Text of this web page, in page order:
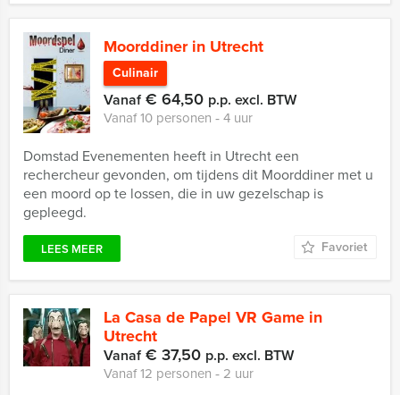
Moorddiner in Utrecht
Culinair
Vanaf€ 64,50 p.p. excl. BTW
Vanaf 10 personen ‐ 4 uur
Domstad Evenementen heeft in Utrecht een
rechercheur gevonden, om tijdens dit Moorddiner met u
een moord op te lossen, die in uw gezelschap is
gepleegd.
LEES MEER Favoriet
La Casa de Papel VR Game in
Utrecht
Vanaf€ 37,50 p.p. excl. BTW
Vanaf 12 personen ‐ 2 uur